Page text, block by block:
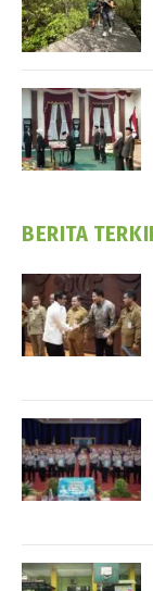
BERITA